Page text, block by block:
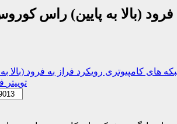
فرود (بالا به پایین) راس
توییتر